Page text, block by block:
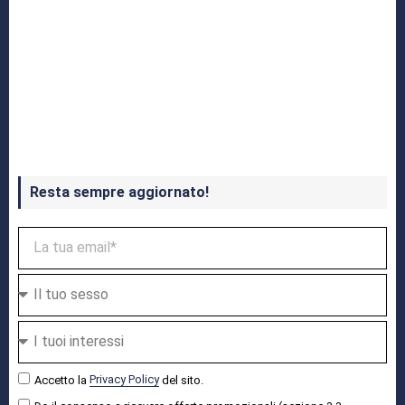
Resta sempre aggiornato!
Accetto la Privacy Policydel sito.